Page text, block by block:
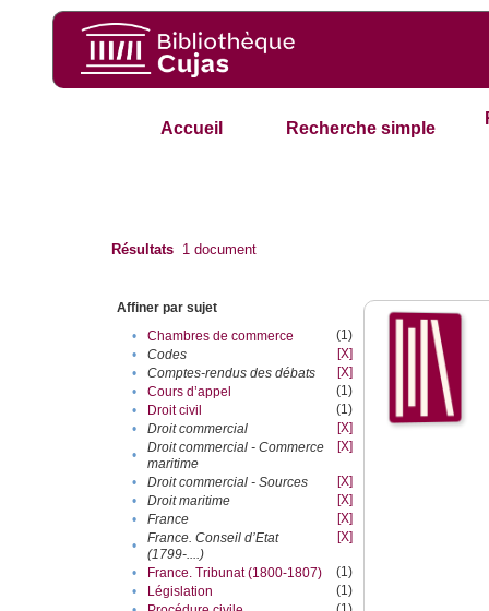
Accueil Recherche simple
Résultats 1 document
Affiner par sujet
•
Chambres de commerce
(1)
•
Codes
[X]
•
Comptes-rendus des débats
[X]
•
Cours d’appel
(1)
•
Droit civil
(1)
•
Droit commercial
[X]
•
Droit commercial - Commerce
maritime
[X]
• Droit commercial - Sources
[X]
•
Droit maritime
[X]
•
France
[X]
•
France. Conseil d’Etat
(1799-....)
[X]
• France. Tribunat (1800-1807)
(1)
•
Législation
(1)